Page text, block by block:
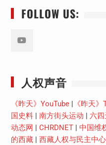
FOLLOW US:
人权声音
《昨天》YouTube| 《昨天
国史料| 南方街头运动 六四
动态网
CHRDNET| 中国维
的西藏| 西藏人权与民主中心